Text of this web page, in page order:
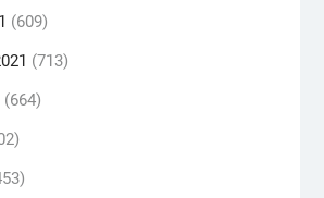
(609)
(713)
(664)